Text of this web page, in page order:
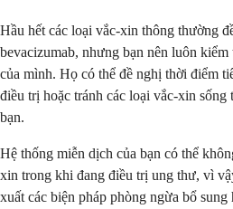
Hầu hết các loại vắc-xin thông thường
bevacizumab, nhưng bạn nên luôn
của mình. Họ có thể đề nghị thời điểm
điều trị hoặc tránh các loại vắc-xin sống
bạn.
Hệ thống miễn dịch của bạn có thể
xin trong khi đang điều trị ung thư, vì
xuất các biện pháp phòng ngừa bổ